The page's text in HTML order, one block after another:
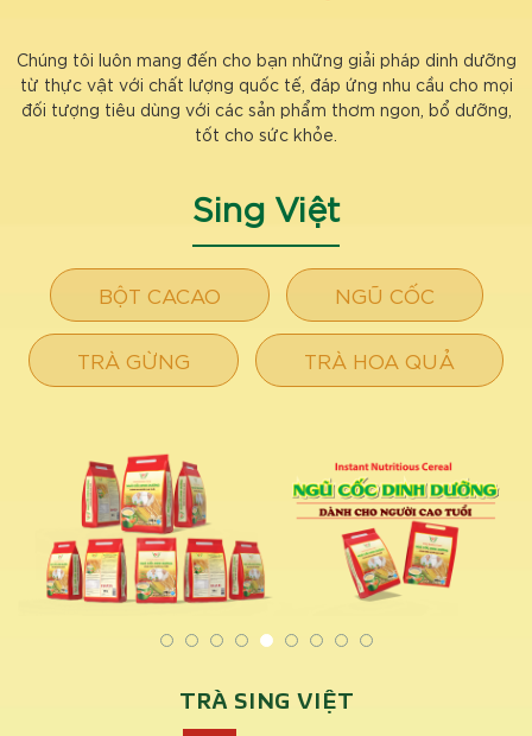
Chúng tôi luôn mang đến cho bạn những giải pháp dinh dưỡng
từ thực vật với chất lượng quốc tế, đáp ứng nhu cầu cho mọi
đối tượng tiêu dùng với các sản phẩm thơm ngon, bổ dưỡng,
tốt cho sức khỏe.
Sing Việt
BỘT CACAO NGŨ CỐC
TRÀ GỪNG TRÀ HOA QUẢ
TRÀ SING VIỆT